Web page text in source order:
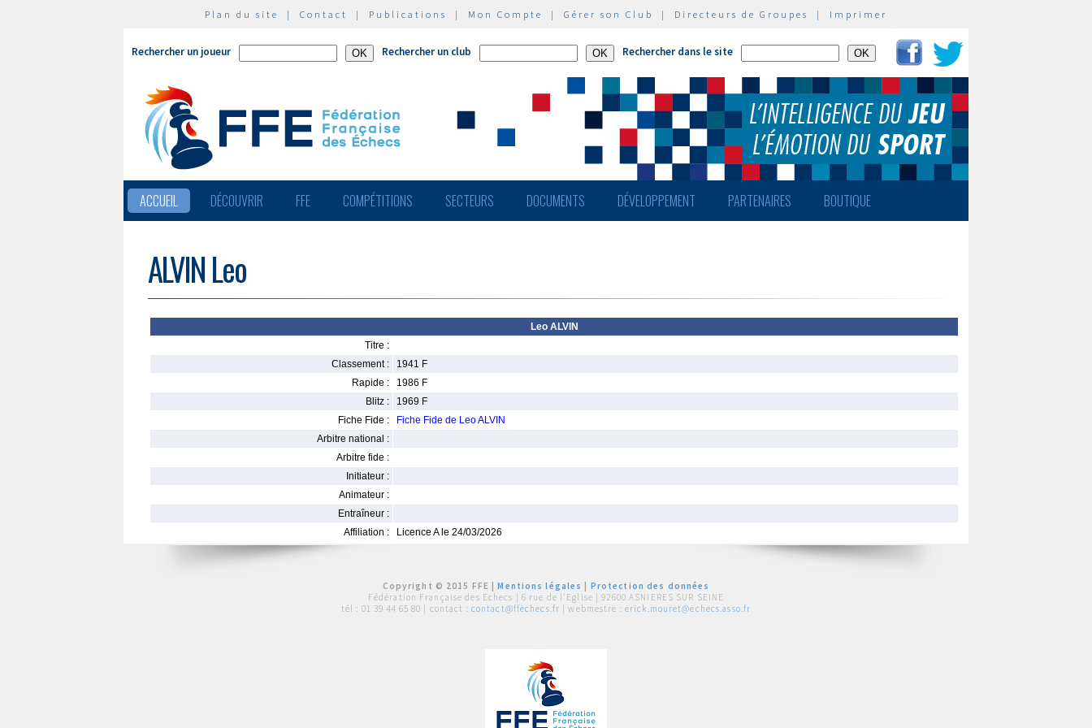
Plan du site | Contact | Publications | Mon Compte | Gérer son Club | Directeurs de Groupes | Imprimer
Rechercher un joueur Rechercher un club Rechercher dans le site
ACCUEIL DÉCOUVRIR FFE COMPÉTITIONS SECTEURS DOCUMENTS DÉVELOPPEMENT PARTENAIRES BOUTIQUE
ALVIN Leo
Leo ALVIN
Titre :
Classement :
1941 F
Rapide :
1986 F
Blitz :
1969 F
Fiche Fide :
Fiche Fide de Leo ALVIN
Arbitre national :
Arbitre fide :
Initiateur :
Animateur :
Entraîneur :
Affiliation :
Licence A le 24/03/2026
Copyright © 2015 FFE |Mentions légales
Protection des données
Fédération Française des Echecs | 6 rue de l'Eglise | 92600 ASNIERES SUR SEINE
tél : 01 39 44 65 80 | contact : contact@ffechecs.fr | webmestre : erick.mouret@echecs.asso.fr